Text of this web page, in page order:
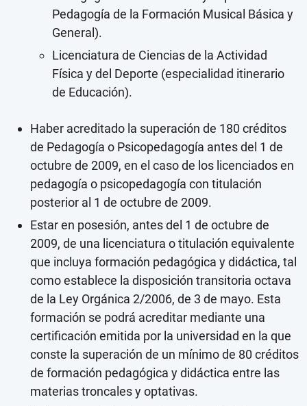
Pedagogía de la Formación Musical Básica y
General).
Licenciatura de Ciencias de la Actividad
Física y del Deporte (especialidad itinerario
de Educación).
Haber acreditado la superación de 180 créditos
de Pedagogía o Psicopedagogía antes del 1 de
octubre de 2009, en el caso de los licenciados en
pedagogía o psicopedagogía con titulación
posterior al 1 de octubre de 2009.
Estar en posesión, antes del 1 de octubre de
2009, de una licenciatura o titulación equivalente
que incluya formación pedagógica y didáctica, tal
como establece la disposición transitoria octava
de la Ley Orgánica 2/2006, de 3 de mayo. Esta
formación se podrá acreditar mediante una
certificación emitida por la universidad en la que
conste la superación de un mínimo de 80 créditos
de formación pedagógica y didáctica entre las
materias troncales y optativas.